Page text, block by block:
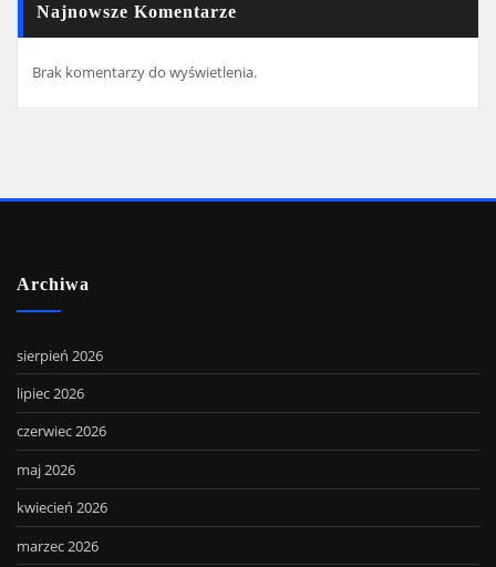
Najnowsze Komentarze
Brak komentarzy do wyświetlenia.
Archiwa
sierpień 2026
lipiec 2026
czerwiec 2026
maj 2026
kwiecień 2026
marzec 2026